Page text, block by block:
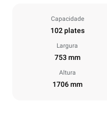
Capacidade
102 plates
Largura
753 mm
Altura
1706 mm